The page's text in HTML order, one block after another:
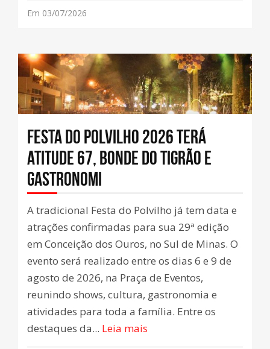
Em 03/07/2026
Festa do Polvilho 2026 terá
Atitude 67, Bonde do Tigrão e
gastronomi
A tradicional Festa do Polvilho já tem data e
atrações confirmadas para sua 29ª edição
em Conceição dos Ouros, no Sul de Minas. O
evento será realizado entre os dias 6 e 9 de
agosto de 2026, na Praça de Eventos,
reunindo shows, cultura, gastronomia e
atividades para toda a família. Entre os
destaques da... Leia mais